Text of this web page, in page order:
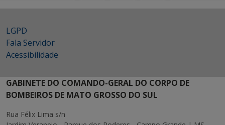
LGPD
Fala Servidor
Acessibilidade
GABINETE DO COMANDO-GERAL DO CORPO DE
BOMBEIROS DE MATO GROSSO DO SUL
Rua Félix Lima s/n